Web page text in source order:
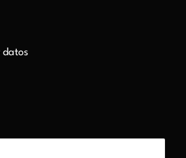
datos